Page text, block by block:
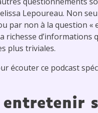
Lepoureau. Non
par non à la question «
richesse d’informations
plus triviales.
écouter ce podcast
entretenir